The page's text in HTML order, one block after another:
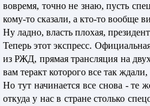
вовремя, точно не знаю, пусть
кому-то сказали, а кто-то вообще
Ну ладно, власть плохая,
Теперь этот экспресс.
из РЖД, прямая трансляция на
вам теракт которого все так
Но тут начинается все снова - те
откуда у нас в стране столько